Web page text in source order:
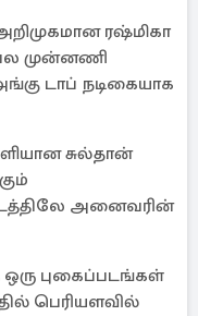
ரஷ்மிகா
பல முன்னணி
டாப் நடிகையாக
சுல்தான்
அனைவரின்
புகைப்படங்கள்
பெரியளவில்